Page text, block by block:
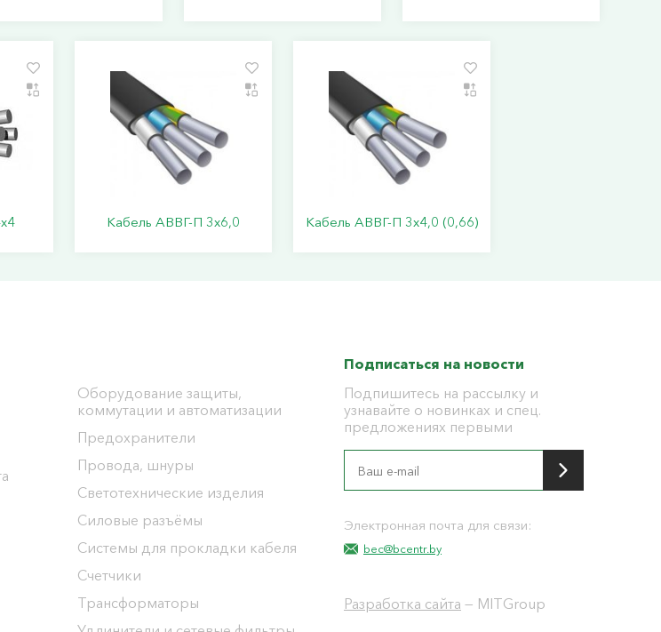
Кабель АВВГ-П 3х6,0 Кабель АВВГ-П 3х4,0 (0,66)
Оборудование защиты,
коммутации и автоматизации
Предохранители
Провода, шнуры
Светотехнические изделия
Силовые разъёмы
Системы для прокладки кабеля
Счетчики
Трансформаторы
Подписаться на новости
Подпишитесь на рассылку и
узнавайте о новинках и спец.
предложениях первыми
Электронная почта для связи:
bec@bcentr.by
Разработка сайта — MITGroup